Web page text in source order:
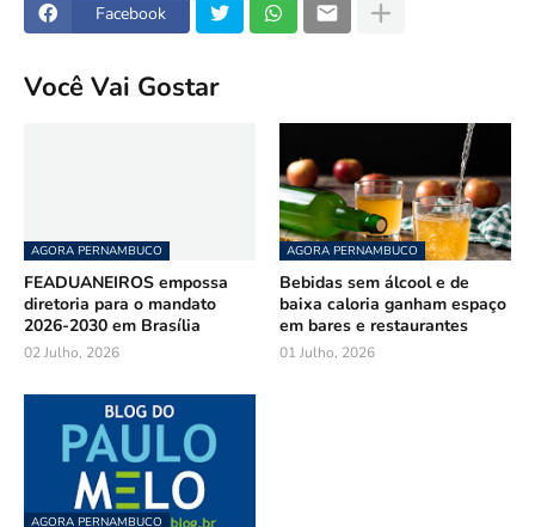
Facebook
Você Vai Gostar
AGORA PERNAMBUCO
FEADUANEIROS empossa
diretoria para o mandato
2026-2030 em Brasília
02 Julho, 2026
AGORA PERNAMBUCO
Bebidas sem álcool e de
baixa caloria ganham espaço
em bares e restaurantes
01 Julho, 2026
AGORA PERNAMBUCO